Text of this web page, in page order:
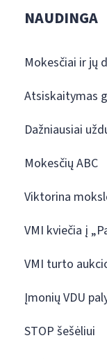
NAUDINGA
Mokesčiai ir jų
Atsiskaitymas
Dažniausiai
Mokesčių ABC
Viktorina
VMI kviečia į
VMI turto
Įmonių VDU
STOP šešėliui